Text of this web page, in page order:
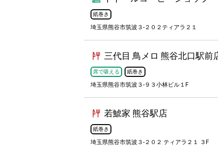
紙巻き
埼玉県熊谷市筑波３‐２０２ティアラ２１
三代目 鳥メロ 熊谷北口駅前
席で吸える 紙巻き
埼玉県熊谷市筑波３-９３小林ビル１F
若鯱家 熊谷駅店
紙巻き
埼玉県熊谷市筑波３-２０２ ティアラ２１ ３F